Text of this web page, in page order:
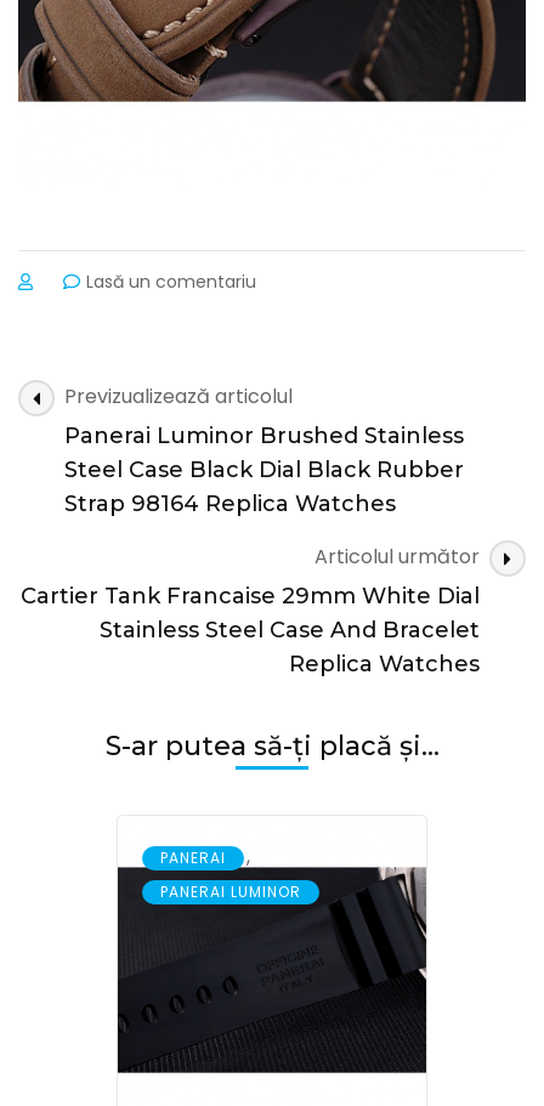
Lasă un comentariu
Stainless
Steel
Bezel
Brown
Leather
Bracelet
Replica
Watches
Navigare
în
articole
Previzualizează articolul
Panerai Luminor Brushed Stainless
Steel Case Black Dial Black Rubber
Strap 98164 Replica Watches
Articolul următor
Cartier Tank Francaise 29mm White Dial
Stainless Steel Case And Bracelet
Replica Watches
S-ar putea să-ți placă și...
PANERAI ,
PANERAI LUMINOR